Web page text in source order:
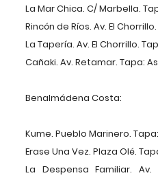
La Mar Chica. C/ Marbella.
Rincón de Ríos. Av. El
La Tapería. Av. El Chorrillo.
Cañaki. Av. Retamar. Tapa:
Benalmádena Costa:
Kume. Pueblo Marinero.
Erase Una Vez. Plaza Olé.
La Despensa Familiar.